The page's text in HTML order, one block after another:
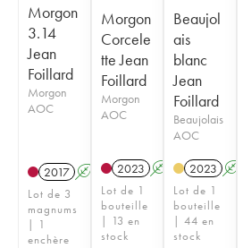
Morgon
3.14
Jean
Foillard
Morgon
AOC
2017 A K
Lot de 3
magnums
| 1
enchère
Morgon
Corcele
tte Jean
Foillard
Morgon
AOC
2023 A K
Lot de 1
bouteille
| 13 en
stock
Beaujol
ais
blanc
Jean
Foillard
Beaujolais
AOC
2023 A
Lot de 1
bouteille
| 44 en
stock